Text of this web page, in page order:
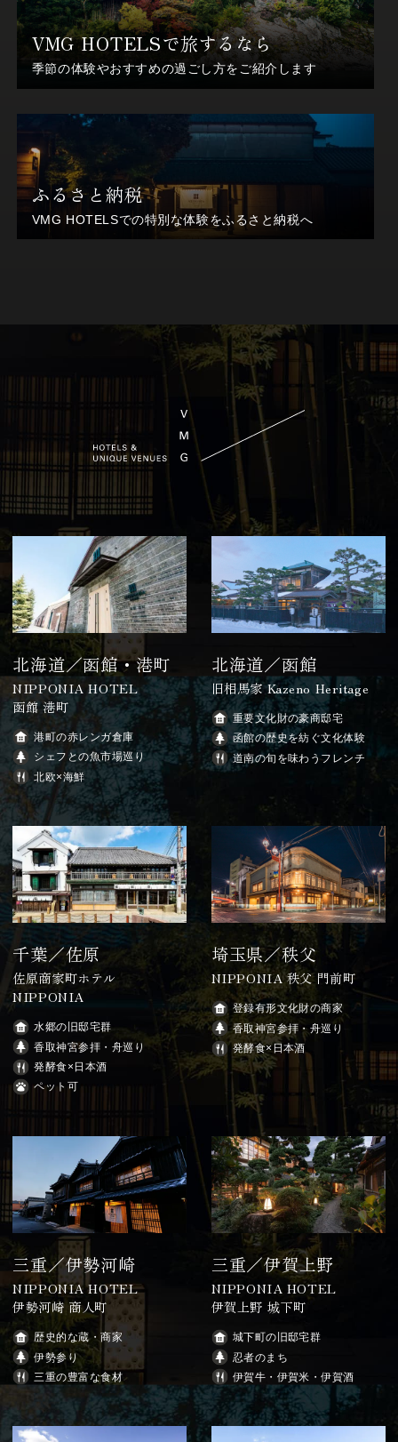
VMG HOTELSで旅するなら
季節の体験やおすすめの過ごし方をご紹介します
ふるさと納税
VMG HOTELSでの特別な体験をふるさと納税へ
北海道／函館・港町
NIPPONIA HOTEL
函館 港町
港町の赤レンガ倉庫
シェフとの魚市場巡り
北欧×海鮮
北海道／函館
旧相馬家 Kazeno Heritage
重要文化財の豪商邸宅
函館の歴史を紡ぐ文化体験
道南の旬を味わうフレンチ
千葉／佐原
佐原商家町ホテル
NIPPONIA
水郷の旧邸宅群
香取神宮参拝・舟巡り
発酵食×日本酒
ペット可
埼玉県／秩父
NIPPONIA 秩父 門前町
登録有形文化財の商家
香取神宮参拝・舟巡り
発酵食×日本酒
三重／伊勢河崎
NIPPONIA HOTEL
伊勢河崎 商人町
歴史的な蔵・商家
伊勢参り
三重の豊富な食材
三重／伊賀上野
NIPPONIA HOTEL
伊賀上野 城下町
城下町の旧邸宅群
忍者のまち
伊賀牛・伊賀米・伊賀酒